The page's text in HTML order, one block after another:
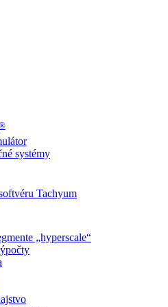
systémy
Tachyum
„hyperscale“